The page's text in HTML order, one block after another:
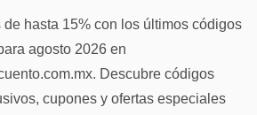
hasta 15% con los últimos códigos
agosto 2026 en
Descubre códigos
cupones y ofertas especiales